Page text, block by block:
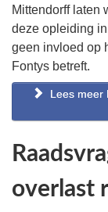
Mittendorff laten
deze opleiding
geen invloed op
Fontys betreft.
Lees meer
overlast